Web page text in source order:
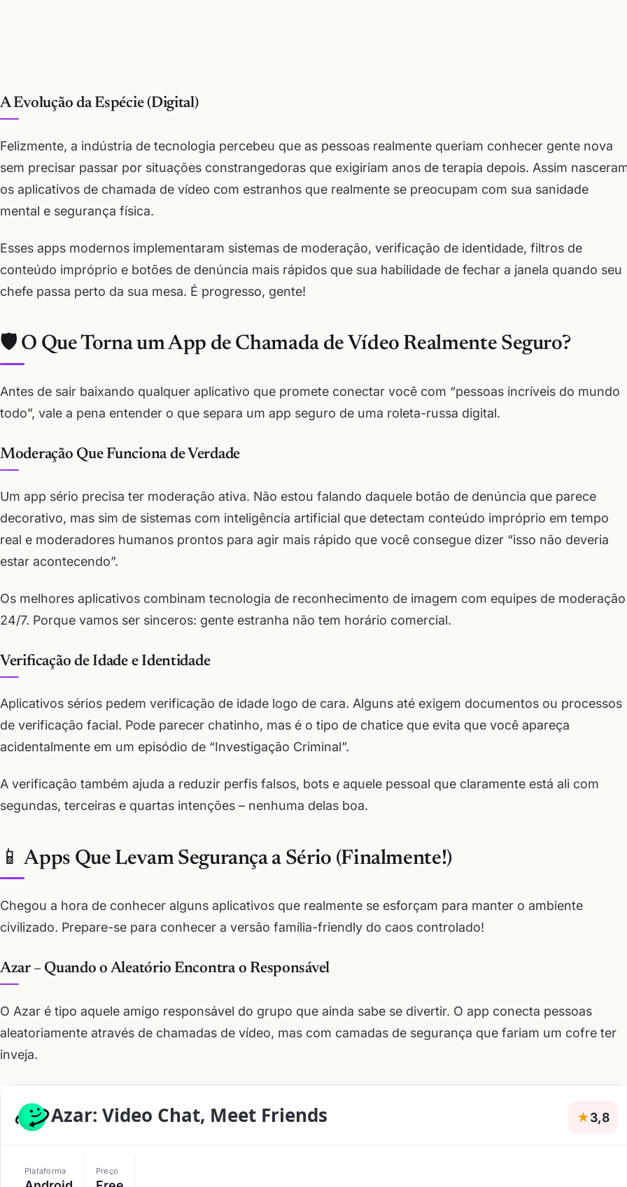
A Evolução da Espécie (Digital)
Felizmente, a indústria de tecnologia percebeu que as pessoas realmente queriam conhecer gente nova
sem precisar passar por situações constrangedoras que exigiriam anos de terapia depois. Assim
os aplicativos de chamada de vídeo com estranhos que realmente se preocupam com sua sanidade
mental e segurança física.
Esses apps modernos implementaram sistemas de moderação, verificação de identidade, filtros de
conteúdo impróprio e botões de denúncia mais rápidos que sua habilidade de fechar a janela quando seu
chefe passa perto da sua mesa. É progresso, gente!
🛡️ O Que Torna um App de Chamada de Vídeo Realmente Seguro?
Antes de sair baixando qualquer aplicativo que promete conectar você com “pessoas incríveis do mundo
todo”, vale a pena entender o que separa um app seguro de uma roleta-russa digital.
Moderação Que Funciona de Verdade
Um app sério precisa ter moderação ativa. Não estou falando daquele botão de denúncia que parece
decorativo, mas sim de sistemas com inteligência artificial que detectam conteúdo impróprio em tempo
real e moderadores humanos prontos para agir mais rápido que você consegue dizer “isso não deveria
estar acontecendo”.
Os melhores aplicativos combinam tecnologia de reconhecimento de imagem com equipes de moderação
24/7. Porque vamos ser sinceros: gente estranha não tem horário comercial.
Verificação de Idade e Identidade
Aplicativos sérios pedem verificação de idade logo de cara. Alguns até exigem documentos ou processos
de verificação facial. Pode parecer chatinho, mas é o tipo de chatice que evita que você apareça
acidentalmente em um episódio de “Investigação Criminal”.
A verificação também ajuda a reduzir perfis falsos, bots e aquele pessoal que claramente está ali com
segundas, terceiras e quartas intenções – nenhuma delas boa.
📱 Apps Que Levam Segurança a Sério (Finalmente!)
Chegou a hora de conhecer alguns aplicativos que realmente se esforçam para manter o ambiente
civilizado. Prepare-se para conhecer a versão família-friendly do caos controlado!
Azar – Quando o Aleatório Encontra o Responsável
O Azar é tipo aquele amigo responsável do grupo que ainda sabe se divertir. O app conecta pessoas
aleatoriamente através de chamadas de vídeo, mas com camadas de segurança que fariam um cofre ter
inveja.
Azar: Video Chat, Meet Friends ★3,8
Plataforma Preço